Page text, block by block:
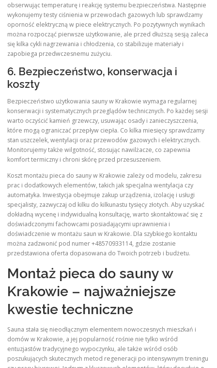
obserwując temperaturę i reakcję systemu bezpieczeństwa. Następnie
wykonujemy testy ciśnienia w przewodach gazowych lub sprawdzamy
oporność elektryczną w piece elektrycznych. Po pozytywnych wynikach
można rozpocząć pierwsze użytkowanie, ale przed dłuższą sesją zaleca
się kilka cykli nagrzewania i chłodzenia, co stabilizuje materiały i
zapobiega przedwczesnemu zużyciu.
6. Bezpieczeństwo, konserwacja i
koszty
Bezpieczeństwo użytkowania sauny w Krakowie wymaga regularnej
konserwacji i systematycznych przeglądów technicznych. Po każdej sesji
warto oczyścić kamień grzewczy, usuwając osady i zanieczyszczenia,
które mogą ograniczać przepływ ciepła. Co kilka miesięcy sprawdzamy
stan uszczelek, wentylacji oraz przewodów gazowych i elektrycznych.
Monitorujemy także wilgotność, stosując nawilżacze, co zapewnia
komfort termiczny i chroni skórę przed przesuszeniem.
Koszt montażu pieca do sauny w Krakowie zależy od modelu, zakresu
prac i dodatkowych elementów, takich jak specjalna wentylacja czy
automatyka. Inwestycja obejmuje zakup urządzenia, izolację i usługi
specjalisty, zazwyczaj od kilku do kilkunastu tysięcy złotych. Aby uzyskać
dokładną wycenę i indywidualną konsultację, warto skontaktować się z
doświadczonymi fachowcami posiadającymi uprawnienia i
doświadczenie w montażu saun w Krakowie. Dla szybkiego kontaktu
można zadzwonić pod numer +48570933114, gdzie zostanie
przedstawiona oferta dopasowana do Twoich potrzeb i budżetu.
Montaż pieca do sauny w
Krakowie – najważniejsze
kwestie techniczne
Sauna stała się nieodłącznym elementem nowoczesnych mieszkań i
domów w Krakowie, a jej popularność rośnie nie tylko wśród
entuzjastów tradycyjnego wypoczynku, ale także wśród osób
poszukujących skutecznych metod regeneracji po intensywnym treningu